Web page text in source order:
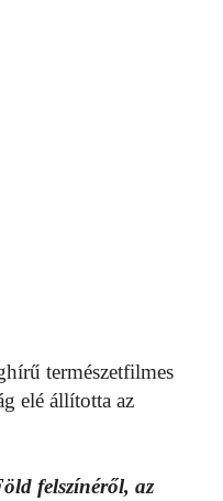
természetfilmes
elé állította az
felszínéről, az